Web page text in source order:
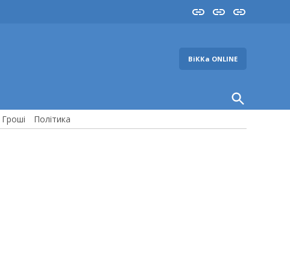
InstaYouTube
FB
ВіККа ONLINE
Open
Search
Гроші Політика